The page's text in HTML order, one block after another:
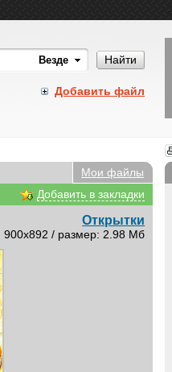
Найти
Добавить файл
Мои файлы
Добавить в закладки
Открытки
900x892 / размер: 2.98 Мб